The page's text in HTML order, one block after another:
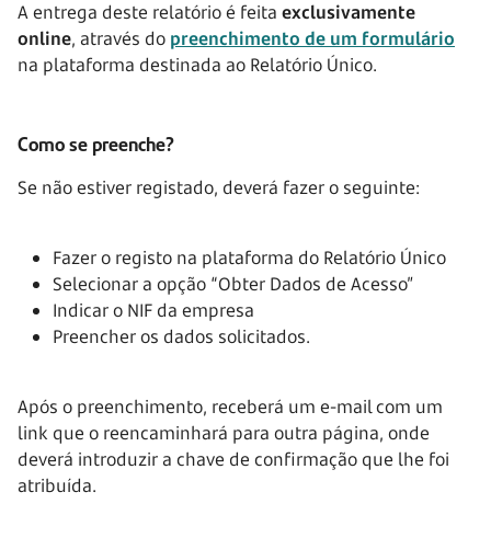
A entrega deste relatório é feita exclusivamente
online, através do preenchimento de um formulário
na plataforma destinada ao Relatório Único.
Como se preenche?
Se não estiver registado, deverá fazer o seguinte:
Fazer o registo na plataforma do Relatório Único
Selecionar a opção “Obter Dados de Acesso”
Indicar o NIF da empresa
Preencher os dados solicitados.
Após o preenchimento, receberá um e-mail com um
link que o reencaminhará para outra página, onde
deverá introduzir a chave de confirmação que lhe foi
atribuída.